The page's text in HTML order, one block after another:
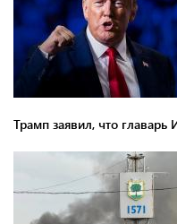
Трамп заявил, что